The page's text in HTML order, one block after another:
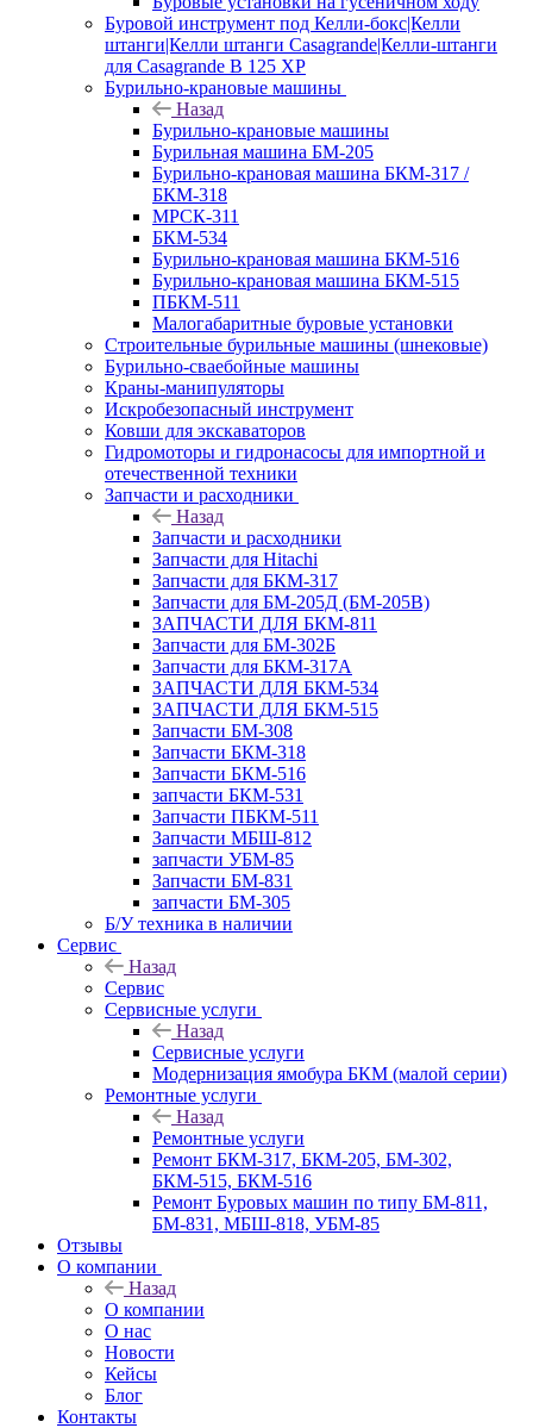
Буровой инструмент под Келли-бокс|Келли
штанги|Келли штанги Casagrande|Келли-штанги
для Casagrande B 125 XP
Бурильно-крановые машины
Назад
Бурильно-крановые машины
Бурильная машина БМ-205
Бурильно-крановая машина БКМ-317 /
БКМ-318
МРСК-311
БКМ-534
Бурильно-крановая машина БКМ-516
Бурильно-крановая машина БКМ-515
ПБКМ-511
Малогабаритные буровые установки
Строительные бурильные машины (шнековые)
Бурильно-сваебойные машины
Краны-манипуляторы
Искробезопасный инструмент
Ковши для экскаваторов
Гидромоторы и гидронасосы для импортной и
отечественной техники
Запчасти и расходники
Назад
Запчасти и расходники
Запчасти для Hitachi
Запчасти для БКМ-317
Запчасти для БМ-205Д (БМ-205В)
ЗАПЧАСТИ ДЛЯ БКМ-811
Запчасти для БМ-302Б
Запчасти для БКМ-317А
ЗАПЧАСТИ ДЛЯ БКМ-534
ЗАПЧАСТИ ДЛЯ БКМ-515
Запчасти БМ-308
Запчасти БКМ-318
Запчасти БКМ-516
запчасти БКМ-531
Запчасти ПБКМ-511
Запчасти МБШ-812
запчасти УБМ-85
Запчасти БМ-831
запчасти БМ-305
Б/У техника в наличии
Сервис
Назад
Сервис
Сервисные услуги
Назад
Сервисные услуги
Модернизация ямобура БКМ (малой серии)
Ремонтные услуги
Назад
Ремонтные услуги
Ремонт БКМ-317, БКМ-205, БМ-302,
БКМ-515, БКМ-516
Ремонт Буровых машин по типу БМ-811,
БМ-831, МБШ-818, УБМ-85
Отзывы
О компании
Назад
О компании
О нас
Новости
Кейсы
Блог
Контакты